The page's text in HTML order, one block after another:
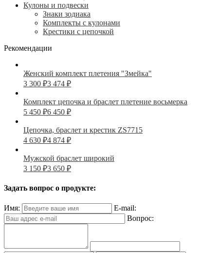
Кулоны и подвески
Знаки зодиака
Комплекты с кулонами
Крестики с цепочкой
Рекомендации
Женский комплект плетения "Змейка"
3 300 ₽3 474 ₽
Комплект цепочка и браслет плетение восьмерка
5 450 ₽6 450 ₽
Цепочка, браслет и крестик ZS7715
4 630 ₽4 874 ₽
Мужской браслет широкий
3 150 ₽3 650 ₽
Задать вопрос о продукте:
Имя:
E-mail:
Вопрос: